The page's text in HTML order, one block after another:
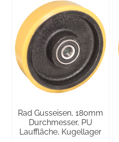
Rad Gusseisen, 180mm
Durchmesser, PU
Lauffläche, Kugellager